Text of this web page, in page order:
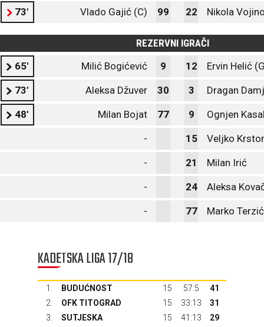
73' Vlado Gajić (C) 99 22 Nikola
REZERVNI IGRAČI
65'
Milić Bogićević 9 12 Ervin Helić
73' Aleksa Džuver 30 3 Dragan
48' Milan Bojat 77 9 Ognjen
- 15 Veljko
- 21 Milan Irić
- 24 Aleksa
- 77 Marko Terzić
KADETSKA LIGA 17/18
1. BUDUĆNOST 15 57:5
41
2.
OFK TITOGRAD 15 33:13
31
3.
SUTJESKA 15 41:13
29